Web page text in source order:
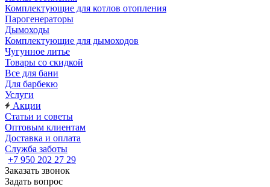
Комплектующие для котлов отопления
Парогенераторы
Дымоходы
Комплектующие для дымоходов
Чугунное литье
Товары со скидкой
Все для бани
Для барбекю
Услуги
Акции
Статьи и советы
Оптовым клиентам
Доставка и оплата
Служба заботы
+7 950 202 27 29
Заказать звонок
Задать вопрос